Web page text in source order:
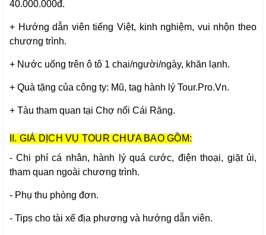
40.000.000đ.
+ Hướng dẫn viên tiếng Việt, kinh nghiệm, vui nhộn theo
chương trình.
+ Nước uống trên ô tô 1 chai/người/ngày, khăn lạnh.
+ Quà tặng của công ty: Mũ, tag hành lý Tour.Pro.Vn.
+ Tàu tham quan tại Chợ nổi Cái Răng.
II. GIÁ DỊCH VỤ TOUR CHƯA BAO GỒM:
- Chi phí cá nhân, hành lý quá cước, điện thoại, giặt ủi,
tham quan ngoài chương trình.
- Phụ thu phòng đơn.
- Tips cho tài xế địa phương và hướng dẫn viên.